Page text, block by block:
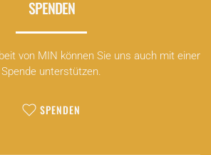
SPENDEN
von MIN können Sie uns auch mit einer
Spende unterstützen.
SPENDEN